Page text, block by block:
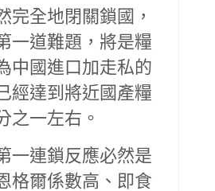
完全地閉關鎖國，
一道難題，將是糧
中國進口加走私的
經達到將近國產糧
之一左右。
一連鎖反應必然是
格爾係數高、即食